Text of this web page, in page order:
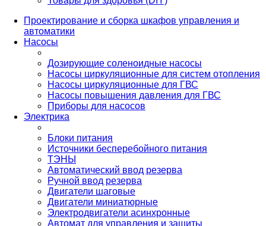
Проектирование и сборка шкафов управления и
автоматики
Насосы
Дозирующие соленоидные насосы
Насосы циркуляционные для систем отопления
Насосы циркуляционные для ГВС
Насосы повышения давления для ГВС
Приборы для насосов
Электрика
Блоки питания
Источники бесперебойного питания
ТЭНЫ
Автоматический ввод резерва
Ручной ввод резерва
Двигатели шаговые
Двигатели миниатюрные
Электродвигатели асинхронные
Автомат для управления и защиты